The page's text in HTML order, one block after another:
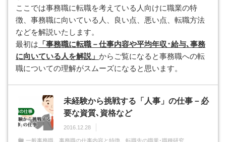
ここでは事務職に転職を考えている人向けに職業の特
徴、事務職に向いている人、良い点、悪い点、転職方法
などを解説いたします。
最初は 「事務職に転職－仕事内容や平均年収･給与､事務
に向いている人を解説」 からご覧になると事務職への転
職についての理解がスムーズになると思います。
未経験から挑戦する「人事」の仕事－必
要な資質､資格など
2016.12.28
一般事務職 事務職の仕事内容と特徴 転職先の職業･職種研究